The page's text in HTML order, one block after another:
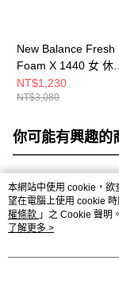
New Balance Fresh
Foam X 1440 女 休閒
鞋 W1440LS1-D
NT$1,230
NT$3,080
你可能有興趣的
熱門標籤
本網站中使用 cookie，欲
望在電腦上使用 cookie
權條款 」之 Cookie 聲明
用條款之 Cookie 聲明使
了解更多 >